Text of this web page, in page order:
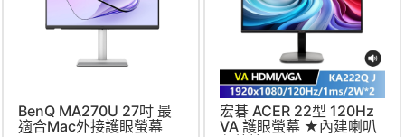
BenQ MA270U 27吋 最
適合Mac外接護眼螢幕
宏碁 ACER 22型 120Hz
VA 護眼螢幕 ★內建喇叭